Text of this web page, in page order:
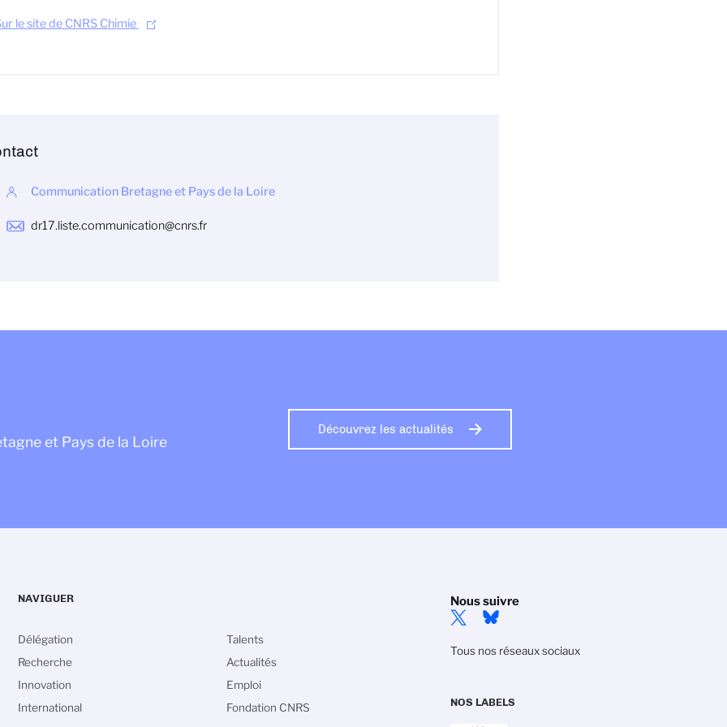
le site de CNRS Chimie
Communication Bretagne et Pays de la Loire
dr17.liste.communication@cnrs.fr
et Pays de la Loire
Découvrez les actualités
Nous suivre
Tous nos réseaux sociaux
NOS LABELS
NAVIGUER
Délégation
Recherche
Innovation
International
Talents
Actualités
Emploi
Fondation CNRS